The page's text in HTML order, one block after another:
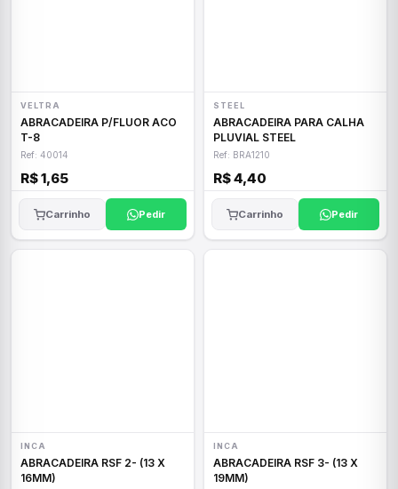
VELTRA
ABRACADEIRA P/FLUOR ACO
T-8
Ref: 40014
R$ 1,65
Carrinho Pedir
STEEL
ABRACADEIRA PARA CALHA
PLUVIAL STEEL
Ref: BRA1210
R$ 4,40
Carrinho Pedir
INCA
ABRACADEIRA RSF 2- (13 X
16MM)
INCA
ABRACADEIRA RSF 3- (13 X
19MM)